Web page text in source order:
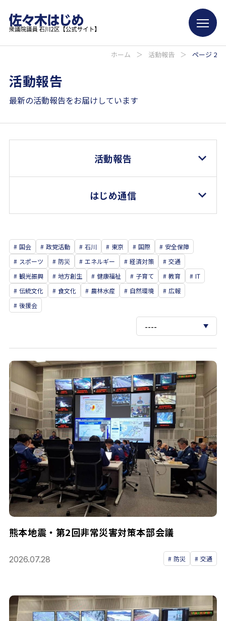
ホーム ＞ 活動報告 ＞ ページ 2
活動報告
最新の活動報告をお届けしています
活動報告
はじめ通信
国会 政党活動 石川 東京 国際
安全保障
スポーツ
防災 エネルギー 経済対策
交通
観光振興
地方創生 健康福祉 子育て 教育
IT
伝統文化
食文化 農林水産 自然環境
広報
後援会
熊本地震・第2回非常災害対策本部会議
2026.07.28 防災 交通